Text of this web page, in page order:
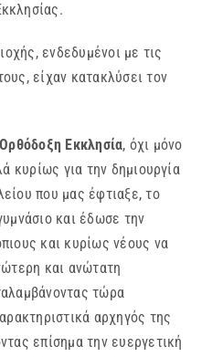
ενδεδυμένοι με τις
είχαν κατακλύσει τον
Εκκλησία, όχι μόνο
κυρίως για την δημιουργία
που μας έφτιαξε, το
και έδωσε την
και κυρίως νέους να
και ανώτατη
τώρα
αρχηγός της
επίσημα την ευεργετική